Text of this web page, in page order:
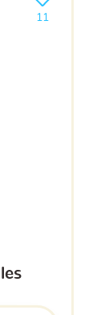
11
Ajouter le